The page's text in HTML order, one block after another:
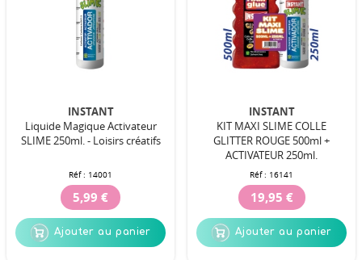
INSTANT
Liquide Magique Activateur
SLIME 250ml. - Loisirs créatifs
Réf : 14001
5,99 €
Ajouter au panier
INSTANT
KIT MAXI SLIME COLLE
GLITTER ROUGE 500ml +
ACTIVATEUR 250ml.
Réf : 16141
19,95 €
Ajouter au panier